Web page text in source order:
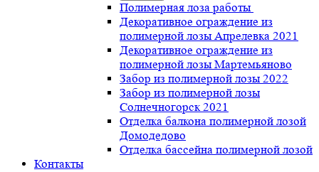
Полимерная лоза работы
Декоративное ограждение из
полимерной лозы Апрелевка 2021
Декоративное ограждение из
полимерной лозы Мартемьяново
Забор из полимерной лозы 2022
Забор из полимерной лозы
Солнечногорск 2021
Отделка балкона полимерной лозой
Домодедово
Отделка бассейна полимерной лозой
Контакты